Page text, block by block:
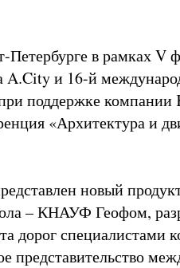
в рамках V
A.City и 16-й
поддержке
«Архитектура и
новый
– КНАУФ Геофом,
дорог
представительство